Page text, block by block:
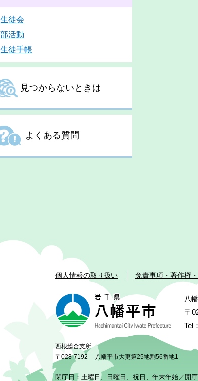
生徒会
部活動
生徒手帳
見つからないときは
よくある質問
個人情報の取り扱い 免責事項・著作権
八
〒
Tel
西根総合支所
〒028-7192
八幡平市大更第25地割56番地1
閉庁日：土曜日、日曜日、祝日、年末年始／開